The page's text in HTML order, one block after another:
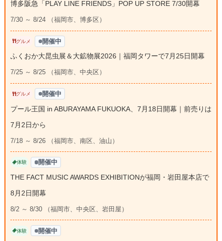
博多阪急「PLAY LINE FRIENDS」POP UP STORE 7/30開幕
7/30 ～ 8/24 （福岡市、博多区）
グルメ 開催中
ふくおか大昆虫展＆大鉱物展2026｜福岡タワーで7月25日開幕
7/25 ～ 8/25 （福岡市、中央区）
グルメ 開催中
プール王国 in ABURAYAMA FUKUOKA、7月18日開幕｜前売りは
7月2日から
7/18 ～ 8/26 （福岡市、南区、油山）
体験 開催中
THE FACT MUSIC AWARDS EXHIBITIONが福岡・岩田屋本店で
8月2日開幕
8/2 ～ 8/30 （福岡市、中央区、岩田屋）
体験 開催中